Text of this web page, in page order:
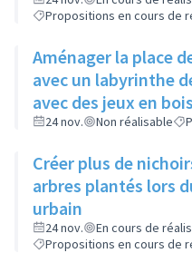
Propositions en cours de
Aménager la place
avec un labyrinthe
avec des jeux en bois
24 nov. Non réalisable
Créer plus de nichoirs dans les nouveaux
arbres plantés lors
urbain
24 nov.
En cours de
Propositions en cours de